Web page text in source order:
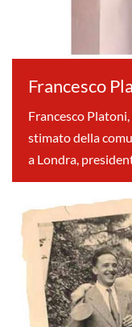
Francesco
Francesco
stimato della
a Londra,